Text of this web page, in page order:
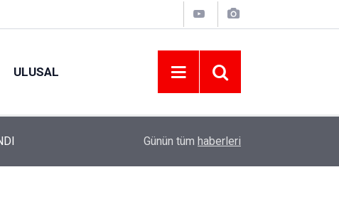
ULUSAL
ORDU ASKF’DEN İŞ DÜNYASINA AMATÖR
Günün tüm haberleri